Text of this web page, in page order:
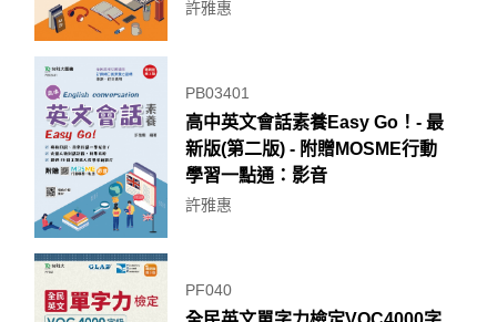
許雅惠
PB03401
高中英文會話素養Easy Go！- 最
新版(第二版) - 附贈MOSME行動
學習一點通：影音
許雅惠
PF040